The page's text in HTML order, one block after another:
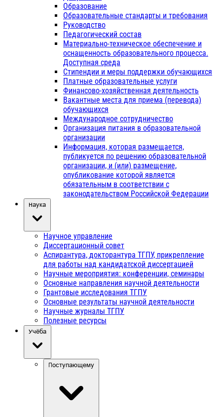
Образование
Образовательные стандарты и требования
Руководство
Педагогический состав
Материально-техническое обеспечение и
оснащенность образовательного процесса.
Доступная среда
Стипендии и меры поддержки обучающихся
Платные образовательные услуги
Финансово-хозяйственная деятельность
Вакантные места для приема (перевода)
обучающихся
Международное сотрудничество
Организация питания в образовательной
организации
Информация, которая размещается,
публикуется по решению образовательной
организации, и (или) размещение,
опубликование которой является
обязательным в соответствии с
законодательством Российской Федерации
Наука
Научное управление
Диссертационный совет
Аспирантура, докторантура ТГПУ, прикрепление
для работы над кандидатской диссертацией
Научные мероприятия: конференции, семинары
Основные направления научной деятельности
Грантовые исследования ТГПУ
Основные результаты научной деятельности
Научные журналы ТГПУ
Полезные ресурсы
Учёба
Поступающему